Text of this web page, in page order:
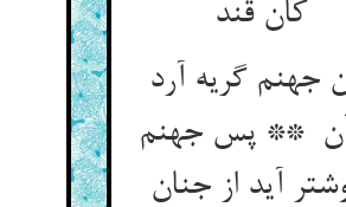
جهنم گریه آرد
آن ** پس جهنم